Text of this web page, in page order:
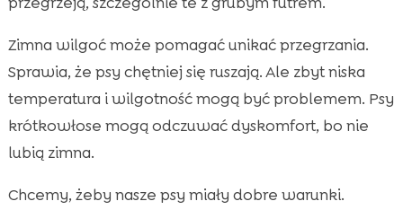
Zimna wilgoć może pomagać unikać przegrzania.
Sprawia, że psy chętniej się ruszają. Ale zbyt niska
temperatura i wilgotność mogą być problemem. Psy
krótkowłose mogą odczuwać dyskomfort, bo nie
lubią zimna.
Chcemy, żeby nasze psy miały dobre warunki.